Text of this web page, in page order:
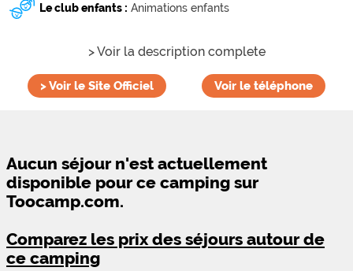
Le club enfants : Animations enfants
> Voir la description complete
>Voir le Site Officiel Voir le téléphone
Aucun séjour n'est actuellement
disponible pour ce camping sur
Toocamp.com.
Comparez les prix des séjours autour de
ce camping